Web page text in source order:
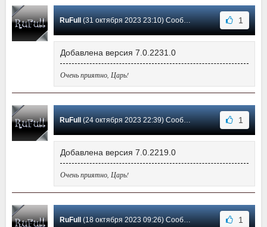
RuFull (31 октября 2023 23:10) Сообщение #14 1
Добавлена версия 7.0.2231.0
Очень приятно, Царь!
RuFull (24 октября 2023 22:39) Сообщение #13 1
Добавлена версия 7.0.2219.0
Очень приятно, Царь!
RuFull (18 октября 2023 09:26) Сообщение #12 1